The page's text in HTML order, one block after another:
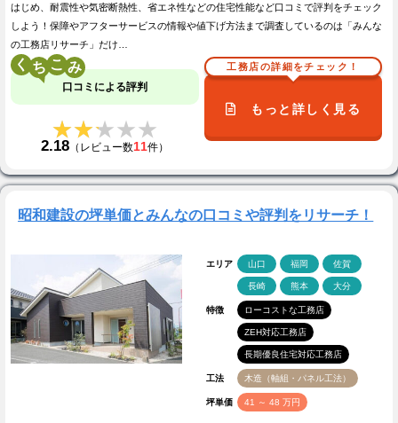
はじめ、耐震性や気密断熱性、省エネ性などの住宅性能など口コミで評判をチェック
しよう！保障やアフターサービスの情報や値下げ方法まで調査しているのは「みんな
の工務店リサーチ」だけ…
く こ
口コミによる評判
★★★★★
★★★★★
2.18 （レビュー数11件）
工務店の詳細をチェック！
もっと詳しく見る
昭和建設の坪単価とみんなの口コミや評判をリサーチ！
エリア 山口 福岡 佐賀
長崎 熊本 大分
特徴 ローコストな工務店
ZEH対応工務店
長期優良住宅対応工務店
工法 木造（軸組・パネル工法）
坪単価 41 ～ 48 万円